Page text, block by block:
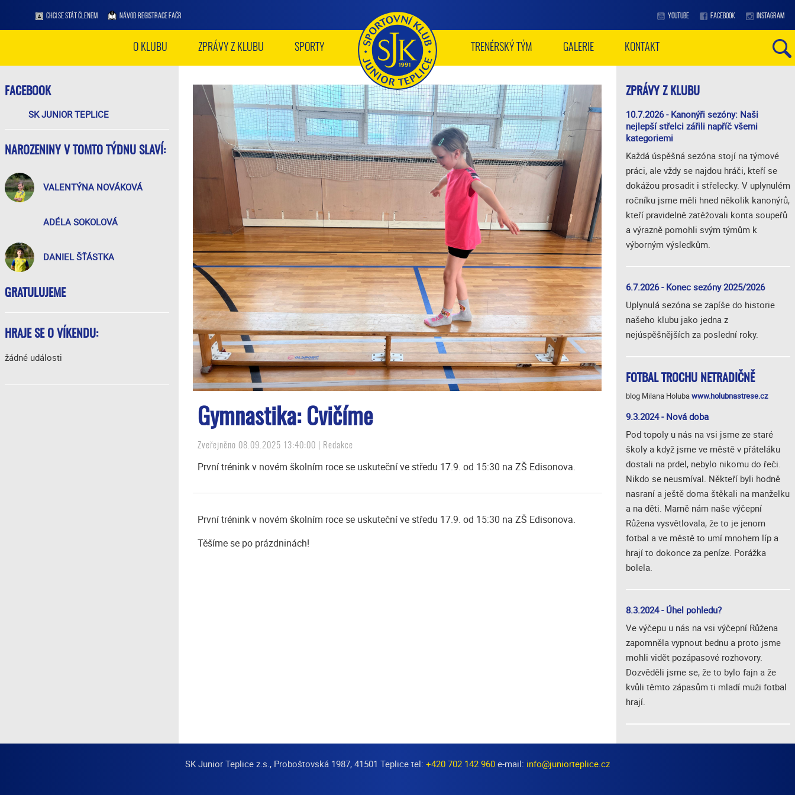
CHCI SE STÁT ČLENEM NÁVOD REGISTRACE FAČR YOUTUBE FACEBOOK INSTAGRAM
O KLUBU ZPRÁVY Z KLUBU SPORTY TRENÉRSKÝ TÝM GALERIE KONTAKT
FACEBOOK
SK JUNIOR TEPLICE
NAROZENINY V TOMTO TÝDNU SLAVÍ:
VALENTÝNA NOVÁKOVÁ
ADÉLA SOKOLOVÁ
DANIEL ŠŤÁSTKA
GRATULUJEME
HRAJE SE O VÍKENDU:
žádné události
Gymnastika: Cvičíme
Zveřejněno 08.09.2025 13:40:00 | Redakce
První trénink v novém školním roce se uskuteční ve středu 17.9. od 15:30 na ZŠ Edisonova.
První trénink v novém školním roce se uskuteční ve středu 17.9. od 15:30 na ZŠ Edisonova.
Těšíme se po prázdninách!
ZPRÁVY Z KLUBU
10.7.2026 - Kanonýři sezóny: Naši
nejlepší střelci zářili napříč všemi
kategoriemi
Každá úspěšná sezóna stojí na týmové
práci, ale vždy se najdou hráči, kteří se
dokážou prosadit i střelecky. V uplynulém
ročníku jsme měli hned několik kanonýrů,
kteří pravidelně zatěžovali konta soupeřů
a výrazně pomohli svým týmům k
výborným výsledkům.
6.7.2026 - Konec sezóny 2025/2026
Uplynulá sezóna se zapíše do historie
našeho klubu jako jedna z
nejúspěšnějších za poslední roky.
FOTBAL TROCHU NETRADIČNĚ
blog Milana Holubawww.holubnastrese.cz
9.3.2024 - Nová doba
Pod topoly u nás na vsi jsme ze staré
školy a když jsme ve městě v přáteláku
dostali na prdel, nebylo nikomu do řeči.
Nikdo se neusmíval. Někteří byli hodně
nasraní a ještě doma štěkali na manželku
a na děti. Marně nám naše výčepní
Růžena vysvětlovala, že to je jenom
fotbal a ve městě to umí mnohem líp a
hrají to dokonce za peníze. Porážka
bolela.
8.3.2024 - Úhel pohledu?
Ve výčepu u nás na vsi výčepní Růžena
zapomněla vypnout bednu a proto jsme
mohli vidět pozápasové rozhovory.
Dozvěděli jsme se, že to bylo fajn a že
kvůli těmto zápasům ti mladí muži fotbal
hrají.
SK Junior Teplice z.s., Proboštovská 1987, 41501 Teplice tel: +420 702 142 960 e-mail: info@juniorteplice.cz